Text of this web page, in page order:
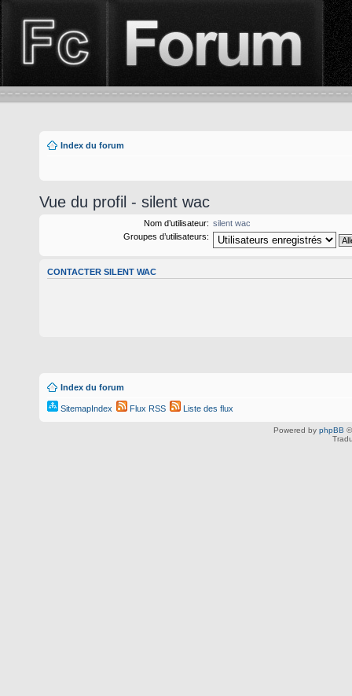
Index du forum
Vue du profil - silent wac
Nom d’utilisateur: silent wac
Groupes d’utilisateurs:
CONTACTER SILENT WAC
Index du forum
SitemapIndex Flux RSS Liste des flux
Powered by phpBB